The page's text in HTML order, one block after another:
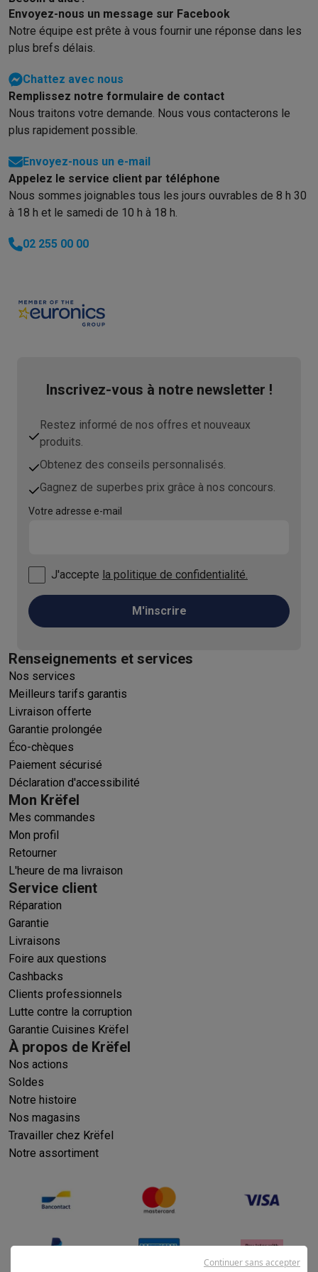
Envoyez-nous un message sur Facebook
Notre équipe est prête à vous fournir une réponse dans les
plus brefs délais.
Chattez avec nous
Remplissez notre formulaire de contact
Nous traitons votre demande. Nous vous contacterons le
plus rapidement possible.
Envoyez-nous un e-mail
Appelez le service client par téléphone
Nous sommes joignables tous les jours ouvrables de 8 h 30
à 18 h et le samedi de 10 h à 18 h.
02 255 00 00
Inscrivez-vous à notre newsletter !
Restez informé de nos offres et nouveaux
produits.
Obtenez des conseils personnalisés.
Gagnez de superbes prix grâce à nos concours.
Votre adresse e-mail
J'accepte la politique de confidentialité.
M'inscrire
Renseignements et services
Nos services
Meilleurs tarifs garantis
Livraison offerte
Garantie prolongée
Éco-chèques
Paiement sécurisé
Déclaration d'accessibilité
Mon Krëfel
Mes commandes
Mon profil
Retourner
L'heure de ma livraison
Service client
Réparation
Garantie
Livraisons
Foire aux questions
Cashbacks
Clients professionnels
Lutte contre la corruption
Garantie Cuisines Krëfel
À propos de Krëfel
Nos actions
Soldes
Notre histoire
Nos magasins
Travailler chez Krëfel
Notre assortiment
Continuer sans accepter